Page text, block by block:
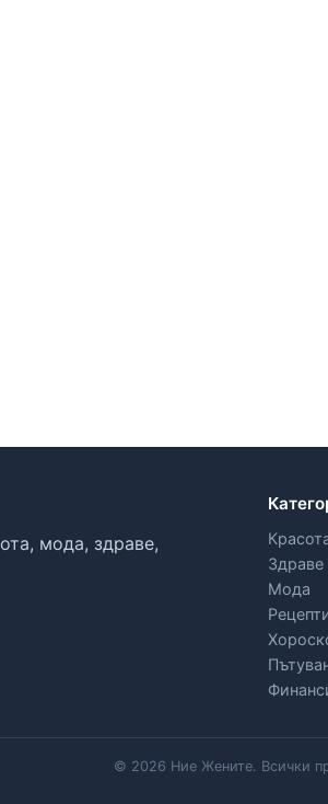
мода, здраве,
Здраве
Мода
© 2026 Ние Жените. Всички